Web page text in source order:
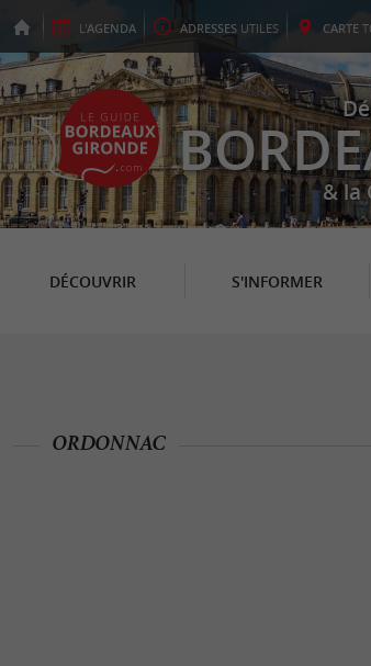
L'AGENDA ADRESSES UTILES CARTE
& la
DÉCOUVRIR S'INFORMER
ORDONNAC